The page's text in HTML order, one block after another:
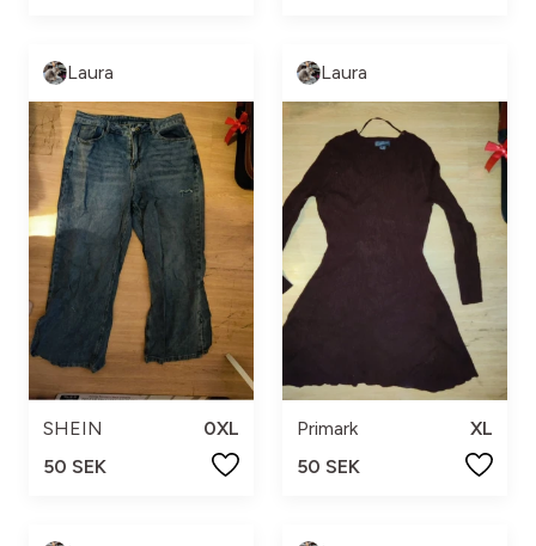
Laura
SHEIN
0XL
50 SEK
Laura
Primark
XL
50 SEK